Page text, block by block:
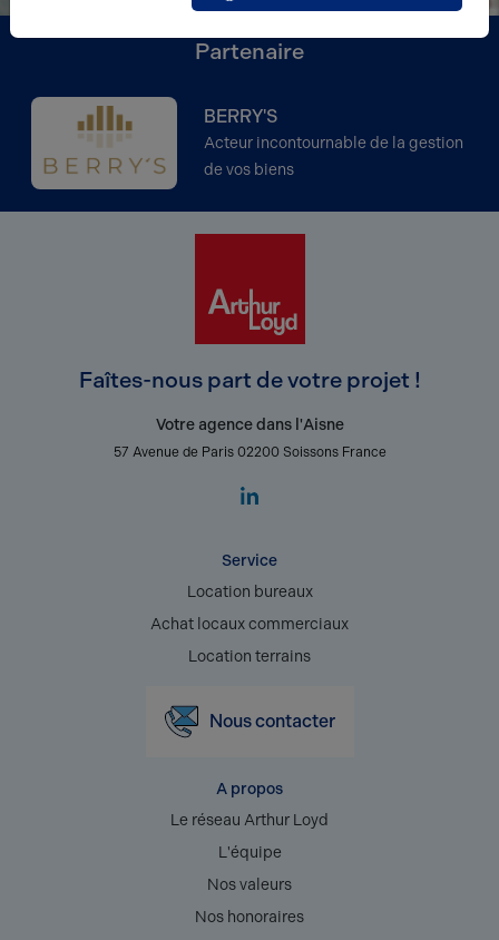
Partenaire
BERRY'S
Acteur incontournable de la gestion
de vos biens
Faîtes-nous part de votre projet !
Votre agence dans l'Aisne
57 Avenue de Paris 02200 Soissons France
Service
Location bureaux
Achat locaux commerciaux
Location terrains
Nous contacter
A propos
Le réseau Arthur Loyd
L'équipe
Nos valeurs
Nos honoraires